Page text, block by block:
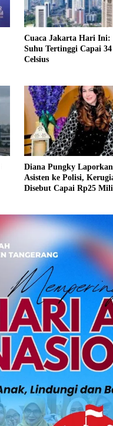
Cuaca Jakarta Hari Ini:
Suhu Tertinggi Capai
Celsius
Diana Pungky
Asisten ke Polisi,
Disebut Capai Rp25